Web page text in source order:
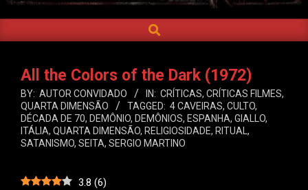
Navigation
SEARCH
All the Colors of the Dark (1972)
BY: AUTOR CONVIDADO IN: CRÍTICAS, CRÍTICAS FILMES,
QUARTA DIMENSÃO
TAGGED: 4 CAVEIRAS, CULTO,
DÉCADA DE 70, DEMÔNIO, DEMÔNIOS, ESPANHA, GIALLO,
ITÁLIA, QUARTA DIMENSÃO, RELIGIOSIDADE, RITUAL,
SATANISMO, SEITA, SERGIO MARTINO
3.8 (6)